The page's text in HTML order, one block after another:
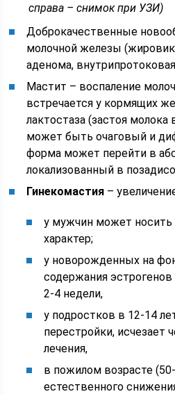
справа – снимок при УЗИ)
Доброкачественные
молочной железы
аденома,
Мастит – воспаление
встречается у кормящих
лактостаза (застоя молока
может быть очаговый и
форма может перейти в
локализованный в
Гинекомастия –
у мужчин может носить
характер;
у новорожденных на
содержания
2-4 недели,
у подростков в 12-14
перестройки, исчезает
лечения,
в пожилом возрасте
естественного